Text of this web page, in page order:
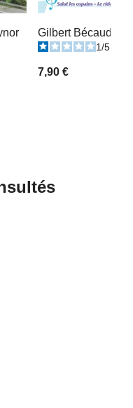
Gilbert Bécaud :
1/5
7,90 €